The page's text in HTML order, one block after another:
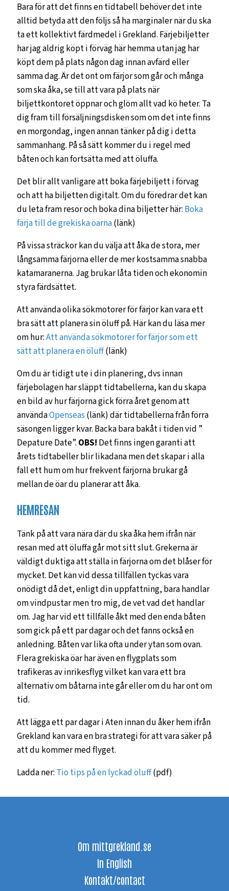
Bara för att det finns en tidtabell behöver det inte
alltid betyda att den följs så ha marginaler när du ska
ta ett kollektivt färdmedel i Grekland. Färjebiljetter
har jag aldrig köpt i förväg här hemma utan jag har
köpt dem på plats någon dag innan avfärd eller
samma dag. Är det ont om färjor som går och många
som ska åka, se till att vara på plats när
biljettkontoret öppnar och glöm allt vad kö heter. Ta
dig fram till försäljningsdisken som om det inte finns
en morgondag, ingen annan tänker på dig i detta
sammanhang. På så sätt kommer du i regel med
båten och kan fortsätta med att öluffa.
Det blir allt vanligare att boka färjebiljett i förvag
och att ha biljetten digitalt. Om du föredrar det kan
du leta fram resor och boka dina biljetter här: Boka
färja till de grekiska öarna(länk)
På vissa sträckor kan du välja att åka de stora, mer
långsamma färjorna eller de mer kostsamma snabba
katamaranerna. Jag brukar låta tiden och ekonomin
styra färdsättet.
Att använda olika sökmotorer för färjor kan vara ett
bra sätt att planera sin öluff på. Här kan du läsa mer
om hur:Att använda sökmotorer för färjor som ett
sätt att planera en öluff(länk)
Om du är tidigt ute i din planering, dvs innan
färjebolagen har släppt tidtabellerna, kan du skapa
en bild av hur färjorna gick förra året genom att
användaOpenseas (länk) där tidtabellerna från förra
säsongen ligger kvar. Backa bara bakåt i tiden vid ”
Depature Date”. OBS! Det finns ingen garanti att
årets tidtabeller blir likadana men det skapar i alla
fall ett hum om hur frekvent färjorna brukar gå
mellan de öar du planerar att åka.
HEMRESAN
Tänk på att vara nära där du ska åka hem ifrån när
resan med att öluffa går mot sitt slut. Grekerna är
väldigt duktiga att ställa in färjorna om det blåser för
mycket. Det kan vid dessa tillfällen tyckas vara
onödigt då det, enligt din uppfattning, bara handlar
om vindpustar men tro mig, de vet vad det handlar
om. Jag har vid ett tillfälle åkt med den enda båten
som gick på ett par dagar och det fanns också en
anledning. Båten var lika ofta under ytan som ovan.
Flera grekiska öar har även en flygplats som
trafikeras av inrikesflyg vilket kan vara ett bra
alternativ om båtarna inte går eller om du har ont om
tid.
Att lägga ett par dagar i Aten innan du åker hem ifrån
Grekland kan vara en bra strategi för att vara säker på
att du kommer med flyget.
Ladda ner: Tio tips på en lyckad öluff(pdf)
Om mittgrekland.se
In English
Kontakt/contact